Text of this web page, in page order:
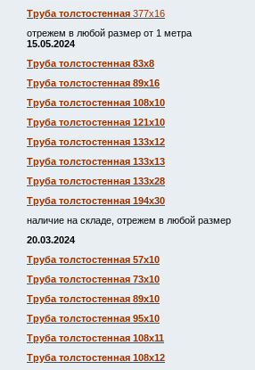
Труба толстостенная 377х16
отрежем в любой размер от 1 метра
15.05.2024
Труба толстостенная 83х8
Труба толстостенная 89х16
Труба толстостенная 108х10
Труба толстостенная 121х10
Труба толстостенная 133х12
Труба толстостенная 133х13
Труба толстостенная 133х28
Труба толстостенная 194х30
наличие на складе, отрежем в любой размер
20.03.2024
Труба толстостенная 57х10
Труба толстостенная 73х10
Труба толстостенная 89х10
Труба толстостенная 95х10
Труба толстостенная 108х11
Труба толстостенная 108х12